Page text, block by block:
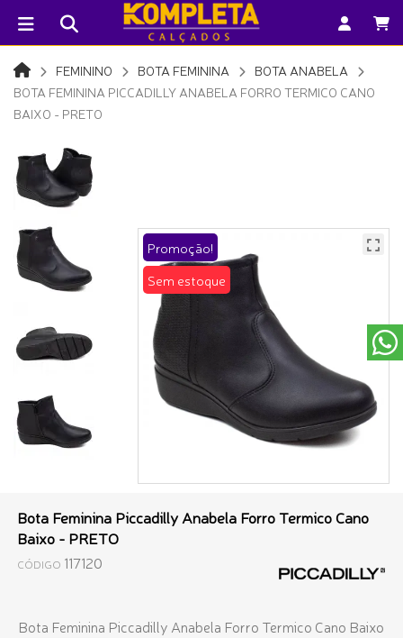
FEMININO BOTA FEMININA
BOTA ANABELA
BOTA FEMININA PICCADILLY ANABELA FORRO TERMICO CANO
BAIXO - PRETO
Promoção!
Sem estoque
Bota Feminina Piccadilly Anabela Forro Termico Cano
Baixo - PRETO
CÓDIGO 117120
Bota Feminina Piccadilly Anabela Forro Termico Cano Baixo